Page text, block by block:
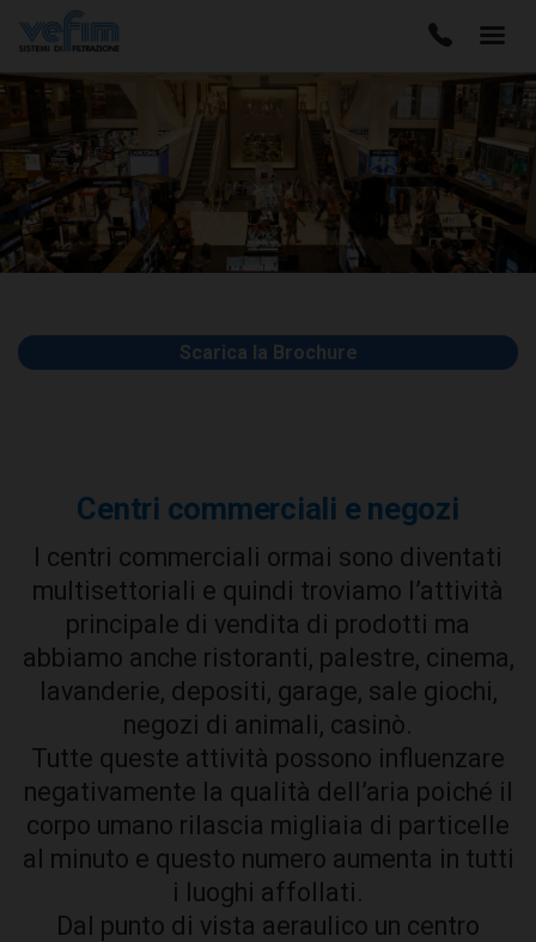
Scarica la Brochure
Centri commerciali e negozi
I centri commerciali ormai sono diventati
multisettoriali e quindi troviamo l’attività
principale di vendita di prodotti ma
abbiamo anche ristoranti, palestre, cinema,
lavanderie, depositi, garage, sale giochi,
negozi di animali, casinò.
Tutte queste attività possono influenzare
negativamente la qualità dell’aria poiché il
corpo umano rilascia migliaia di particelle
al minuto e questo numero aumenta in tutti
i luoghi affollati.
Dal punto di vista aeraulico un centro